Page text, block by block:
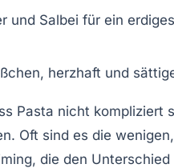
und Salbei für ein erdiges
herzhaft und
Pasta nicht kompliziert
Oft sind es die
die den